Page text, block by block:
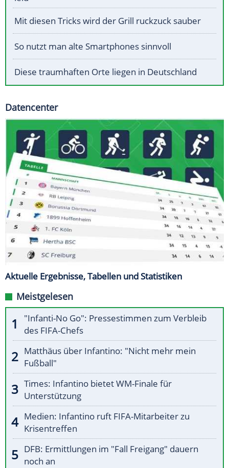
Mit diesen Tricks wird der Grill ruckzuck sauber
So nutzt man alte Smartphones sinnvoll
Diese traumhaften Orte liegen in Deutschland
Datencenter
Aktuelle Ergebnisse, Tabellen und Statistiken
Meistgelesen
"Infanti-No Go": Pressestimmen zum Verbleib
des FIFA-Chefs
Matthäus über Infantino: "Nicht mehr mein
Fußball"
Times: Infantino bietet WM-Finale für
Unterstützung
Medien: Infantino ruft FIFA-Mitarbeiter zu
Krisentreffen
DFB: Ermittlungen im "Fall Freigang" dauern
noch an